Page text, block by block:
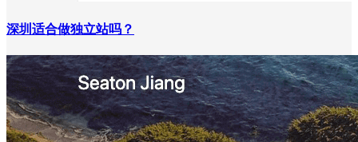
深圳适合做独立站吗？